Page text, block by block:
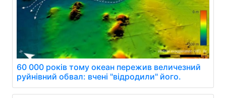
60 000 років тому океан пережив величезний
руйнівний обвал: вчені "відродили" його.